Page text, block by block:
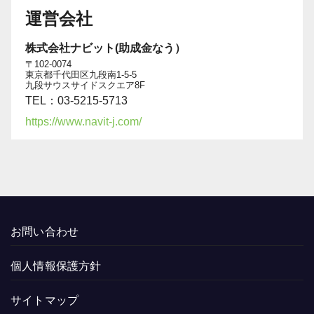
運営会社
株式会社ナビット(助成金なう）
〒102-0074
東京都千代田区九段南1-5-5
九段サウスサイドスクエア8F
TEL：03-5215-5713
https://www.navit-j.com/
お問い合わせ
個人情報保護方針
サイトマップ